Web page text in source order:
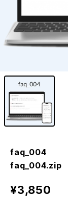
faq_004
faq_004.zip
¥3,850